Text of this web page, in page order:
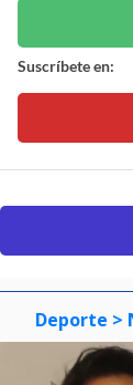
Suscríbete en:
Deporte >